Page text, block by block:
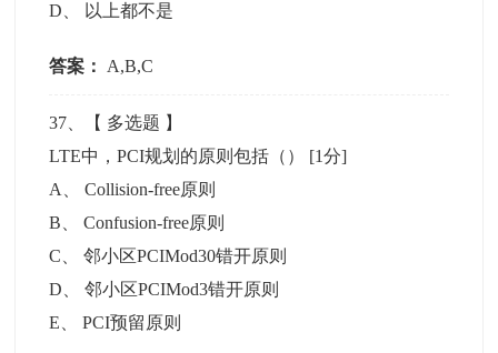
D
以上都不是
答案： A,B,C
37 、【 多选题 】
LTE中，PCI规划的原则包括（） [1分]
A
、Collision-free原则
B 、Confusion-free原则
C 、邻小区PCIMod30错开原则
D 、邻小区PCIMod3错开原则
E 、PCI预留原则